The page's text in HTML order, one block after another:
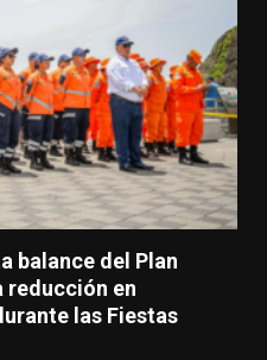
balance del Plan
reducción en
las Fiestas